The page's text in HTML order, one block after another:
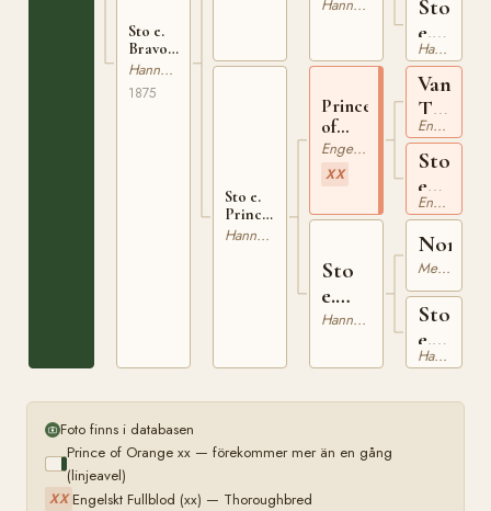
Sto e.
Bravo
II
187715875
Hannoveranare
1875
Sto e.
Prince
of
Hannoveranare
Hannoveranare
Prince
of
Orange
xx
Engelskt Fullblod
XX
Sto
e.
Norfolk
Hannoveranare
Sto
e.
Hannoveranare
Van
Tromp
xxEngelskt Fullblod
Sto
e
Voltaire
xx
Engelskt Fullblod
Mecklenburgare
Sto
e.
Bundler
Hannoveranare
Foto finns i databasen
Prince of Orange xx — förekommer mer än en gång
(linjeavel)
XX Engelskt Fullblod (xx) — Thoroughbred